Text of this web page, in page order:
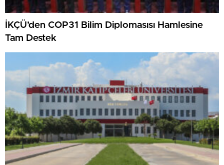
İKÇÜ’den COP31 Bilim Diplomasısı Hamlesine
Tam Destek